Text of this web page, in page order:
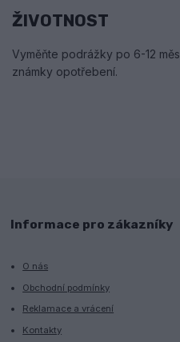
ŽIVOTNOST
Vyměňte podrážky po 6-12
známky opotřebení.
Informace pro zákazníky
O nás
Obchodní podmínky
Reklamace a vrácení
Kontakty